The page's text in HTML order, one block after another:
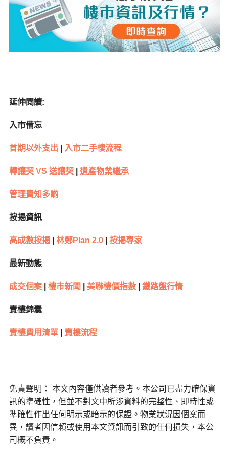
延伸閱讀:
入市備忘
首期以外支出 入市二手樓流程
轉讓契 VS 送讓契 遺產物業繼承
管理費知多啲
按揭資訊
高成數按揭| 林鄭Plan 2.0| 按揭專家
最新動態
成交個案| 樓市新聞 美聯樓價指數| 鐵路盤行情
賣樓錦囊
賣樓費用清單| 賣樓流程
免責聲明： 本文內容僅供讀者參考。本公司已盡力確保資
訊的準確性，但並不對文中所涉資料的完整性、即時性或
準確性作出任何明示或暗示的保證。物業狀況因個案而
異，讀者因信賴或使用本文資訊而引致的任何損失，本公
司概不負責。